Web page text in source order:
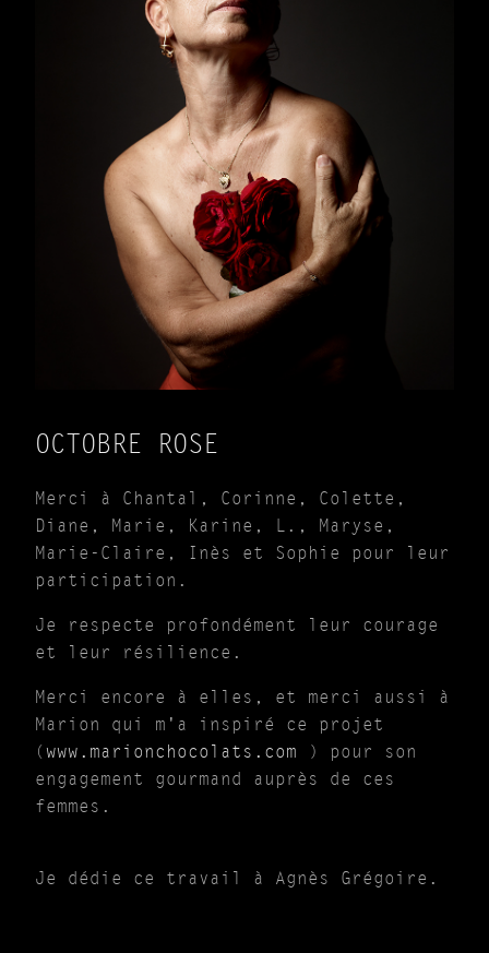
OCTOBRE ROSE
Merci à Chantal, Corinne, Colette,
Diane, Marie, Karine, L., Maryse,
Marie-Claire, Inès et Sophie pour leur
participation.
Je respecte profondément leur courage
et leur résilience.
Merci encore à elles, et merci aussi à
Marion qui m'a inspiré ce projet
( www.marionchocolats.com
) pour son
engagement gourmand auprès de ces
femmes.
Je dédie ce travail à Agnès Grégoire.